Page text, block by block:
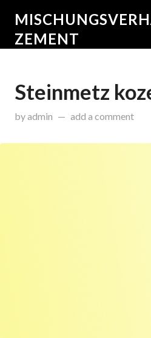
ZEMENT
Steinmetz
byadmin onDezember 25,
add a comment